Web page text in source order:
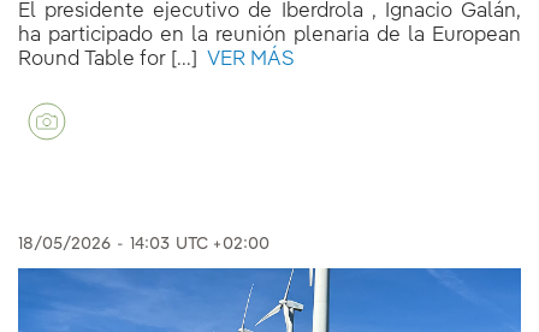
El presidente ejecutivo de Iberdrola , Ignacio Galán,
ha participado en la reunión plenaria de la European
Round Table for [...]
VER MÁS
18/05/2026 - 14:03 UTC +02:00